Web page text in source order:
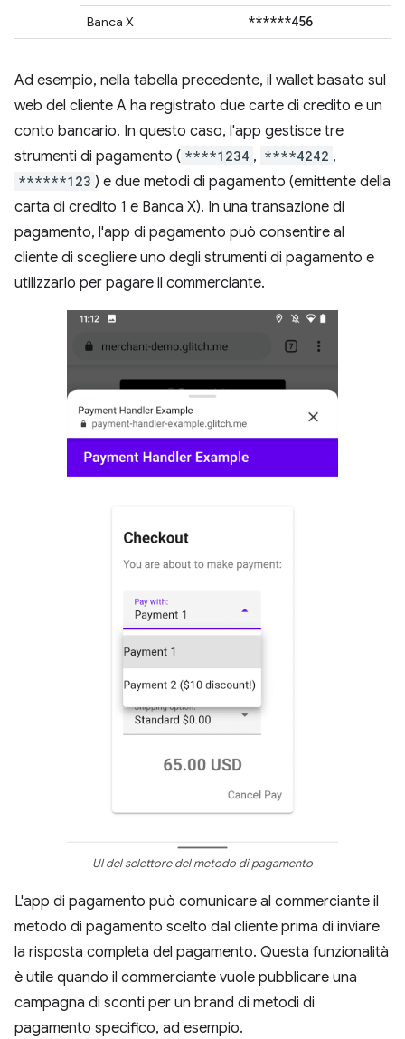
Banca X ******456
Ad esempio, nella tabella precedente, il wallet basato sul
web del cliente A ha registrato due carte di credito e un
conto bancario. In questo caso, l'app gestisce tre
strumenti di pagamento ( ****1234 , ****4242 ,
******123 ) e due metodi di pagamento (emittente della
carta di credito 1 e Banca X). In una transazione di
pagamento, l'app di pagamento può consentire al
cliente di scegliere uno degli strumenti di pagamento e
utilizzarlo per pagare il commerciante.
UI del selettore del metodo di pagamento
L'app di pagamento può comunicare al commerciante il
metodo di pagamento scelto dal cliente prima di inviare
la risposta completa del pagamento. Questa funzionalità
è utile quando il commerciante vuole pubblicare una
campagna di sconti per un brand di metodi di
pagamento specifico, ad esempio.